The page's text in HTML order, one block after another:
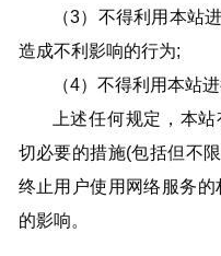
（3）不得利用本站
造成不利影响的行为;
（4）不得利用本站
上述任何规定，本
切必要的措施(包括但不
终止用户使用网络服务
的影响。